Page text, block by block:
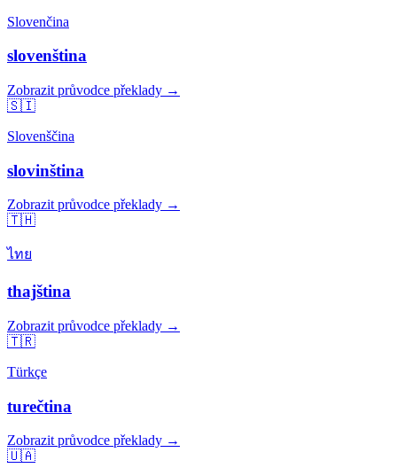
Slovenčina
slovenština
Zobrazit průvodce překlady →
🇸🇮
Slovenščina
slovinština
Zobrazit průvodce překlady →
🇹🇭
ไทย
thajština
Zobrazit průvodce překlady →
🇹🇷
Türkçe
turečtina
Zobrazit průvodce překlady →
🇺🇦